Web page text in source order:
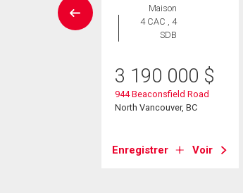
Maison
4 CAC , 4
SDB
3 190 000 $
944 Beaconsfield Road
North Vancouver, BC
Enregistrer Voir